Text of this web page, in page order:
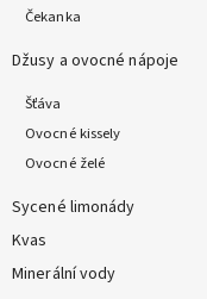
Čekanka
Džusy a ovocné nápoje
Šťáva
Ovocné kissely
Ovocné želé
Sycené limonády
Kvas
Minerální vody